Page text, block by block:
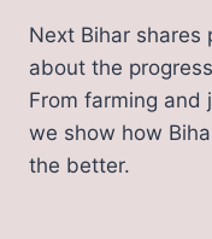
बिहार
के
वंदे
भारत
Next Bihar shares
about the
From farming and
we show how
the better.